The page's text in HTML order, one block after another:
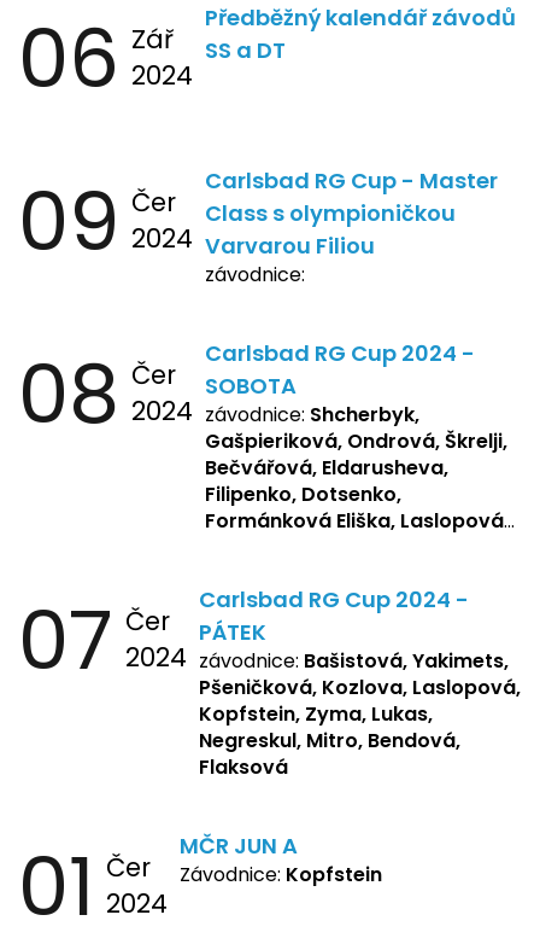
06 Zář
2024
Předběžný kalendář závodů
SS a DT
09 Čer
2024
Carlsbad RG Cup - Master
Class s olympioničkou
Varvarou Filiou
závodnice:
08 Čer
2024
Carlsbad RG Cup 2024 -
SOBOTA
závodnice: Shcherbyk,
Gašpieriková, Ondrová, Škrelji,
Bečvářová, Eldarusheva,
Filipenko, Dotsenko,
Formánková Eliška, Laslopová
Žbánková, Bašistová Beáta,
Yakimets, Pšeničková Vanesa,
Kozlova Nelly, Laslopová B.,
Kopfstein, Lukas, Negreskul ,
Mitro, Bendová, Flaksová
07 Čer
2024
Carlsbad RG Cup 2024 -
PÁTEK
závodnice: Bašistová, Yakimets,
Pšeničková, Kozlova, Laslopová,
Kopfstein, Zyma, Lukas,
Negreskul, Mitro, Bendová,
Flaksová
01 Čer
2024
MČR JUN A
Závodnice: Kopfstein